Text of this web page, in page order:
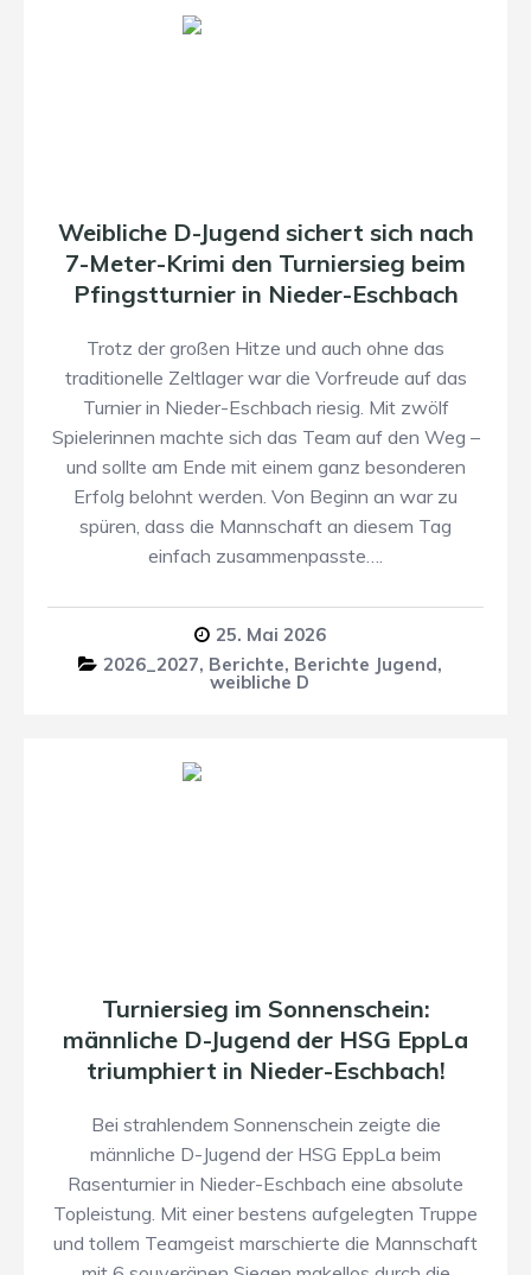
Weibliche D-Jugend sichert sich nach
7-Meter-Krimi den Turniersieg beim
Pfingstturnier in Nieder-Eschbach
Trotz der großen Hitze und auch ohne das
traditionelle Zeltlager war die Vorfreude auf das
Turnier in Nieder-Eschbach riesig. Mit zwölf
Spielerinnen machte sich das Team auf den Weg –
und sollte am Ende mit einem ganz besonderen
Erfolg belohnt werden. Von Beginn an war zu
spüren, dass die Mannschaft an diesem Tag
einfach zusammenpasste….
25. Mai 2026
2026_2027, Berichte, Berichte Jugend,
weibliche D
Turniersieg im Sonnenschein:
männliche D-Jugend der HSG EppLa
triumphiert in Nieder-Eschbach!
​Bei strahlendem Sonnenschein zeigte die
männliche D-Jugend der HSG EppLa beim
Rasenturnier in Nieder-Eschbach eine absolute
Topleistung. Mit einer bestens aufgelegten Truppe
und tollem Teamgeist marschierte die Mannschaft